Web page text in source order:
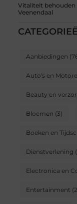
Vitaliteit behouden
Veenendaal
Aanbiedingen
Auto's en
Beauty en
Bloemen (3)
Boeken en
Dienstverlening
Electronica en
Entertainment